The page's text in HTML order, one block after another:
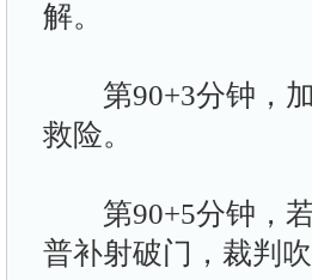
解。
第90+3分钟，加
救险。
第90+5分钟，若
普补射破门，裁判吹